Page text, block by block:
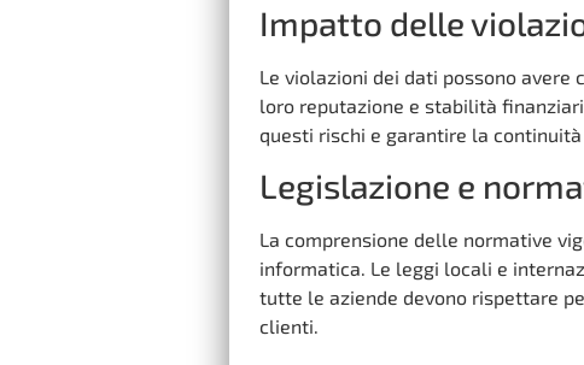
Impatto delle
Le violazioni dei dati possono
loro reputazione e stabilità
questi rischi e garantire la continuità
Legislazione e
La comprensione delle normative
informatica. Le leggi locali e
tutte le aziende devono rispettare
clienti.